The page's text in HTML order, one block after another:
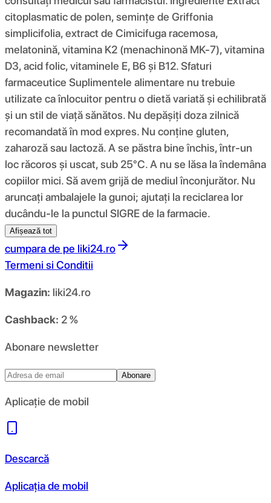
citoplasmatic de polen, semințe de Griffonia
simplicifolia, extract de Cimicifuga racemosa,
melatonină, vitamina K2 (menachinonă MK-7), vitamina
D3, acid folic, vitaminele E, B6 și B12. Sfaturi
farmaceutice Suplimentele alimentare nu trebuie
utilizate ca înlocuitor pentru o dietă variată și echilibrată
și un stil de viață sănătos. Nu depășiți doza zilnică
recomandată în mod expres. Nu conține gluten,
zaharoză sau lactoză. A se păstra bine închis, într-un
loc răcoros și uscat, sub 25°C. A nu se lăsa la îndemâna
copiilor mici. Să avem grijă de mediul înconjurător. Nu
aruncați ambalajele la gunoi; ajutați la reciclarea lor
ducându-le la punctul SIGRE de la farmacie.
Afișează tot
cumpara de pe liki24.ro
Termeni si Conditii
Magazin: liki24.ro
Cashback: 2 %
Abonare newsletter
Abonare
Aplicație de mobil
Descarcă
Aplicația de mobil